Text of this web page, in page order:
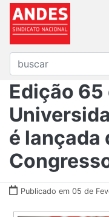
Edição 65
é lançada
Publicado em 05 de